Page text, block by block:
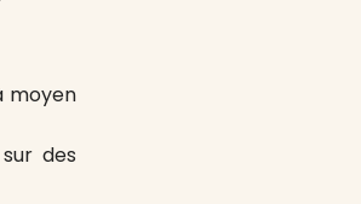
moyen
des